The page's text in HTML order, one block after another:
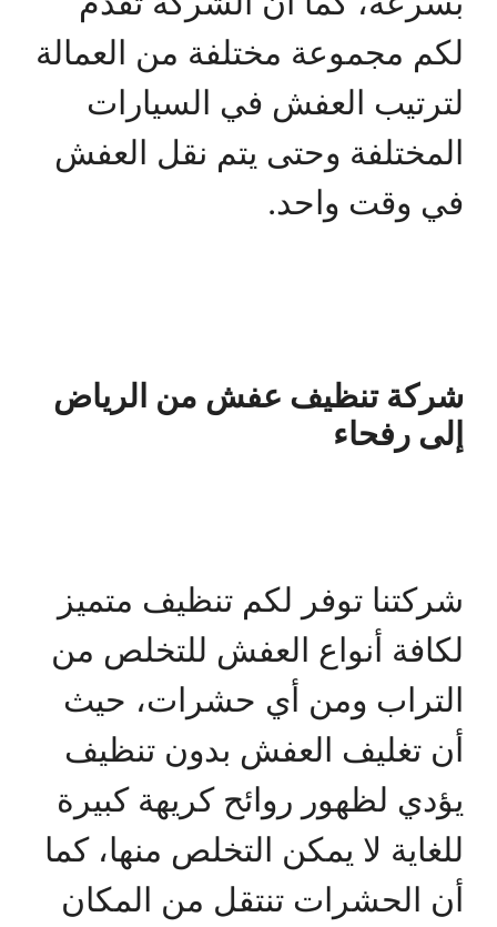
لكم مجموعة مختلفة من العمالة
لترتيب العفش في السيارات
المختلفة وحتى يتم نقل العفش
في وقت واحد.
شركة تنظيف عفش من الرياض
إلى رفحاء
شركتنا توفر لكم تنظيف متميز
لكافة أنواع العفش للتخلص من
التراب ومن أي حشرات، حيث
أن تغليف العفش بدون تنظيف
يؤدي لظهور روائح كريهة كبيرة
للغاية لا يمكن التخلص منها، كما
أن الحشرات تنتقل من المكان